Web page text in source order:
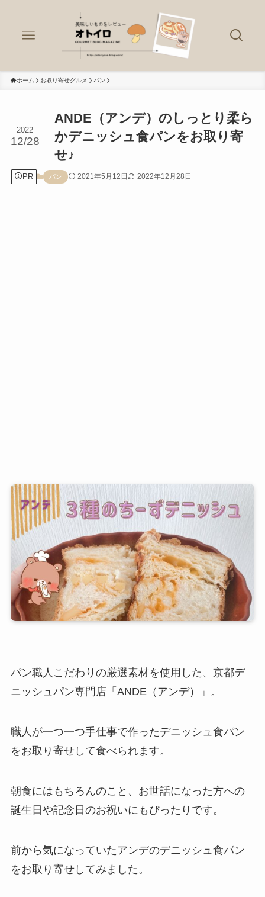
ホーム お取り寄せグルメ パン
ANDE（アンデ）のしっとり柔ら
かデニッシュ食パンをお取り寄
せ♪
2022
12/28
PR パン 2021年5月12日 2022年12月28日
パン職人こだわりの厳選素材を使用した、京都デ
ニッシュパン専門店「ANDE（アンデ）」。
職人が一つ一つ手仕事で作ったデニッシュ食パン
をお取り寄せして食べられます。
朝食にはもちろんのこと、お世話になった方への
誕生日や記念日のお祝いにもぴったりです。
前から気になっていたアンデのデニッシュ食パン
をお取り寄せしてみました。